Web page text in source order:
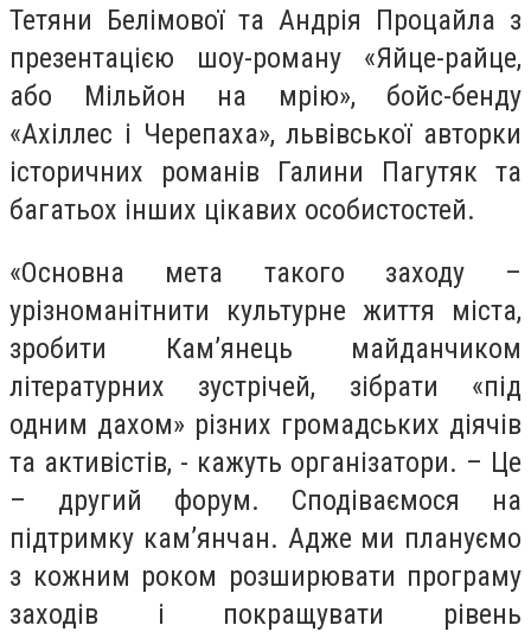
Тетяни Белімової та Андрія Процайла з
презентацією шоу-роману «Яйце-райце,
або Мільйон на мрію», бойс-бенду
«Ахіллес і Черепаха», львівської авторки
історичних романів Галини Пагутяк та
багатьох інших цікавих особистостей.
«Основна мета такого заходу –
урізноманітнити культурне життя міста,
зробити Кам’янець майданчиком
літературних зустрічей, зібрати «під
одним дахом» різних громадських діячів
та активістів, - кажуть організатори. – Це
– другий форум. Сподіваємося на
підтримку кам’янчан. Адже ми плануємо
з кожним роком розширювати програму
заходів і покращувати рівень